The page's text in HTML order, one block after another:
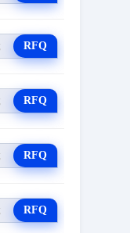
RFQ
RFQ
RFQ
RFQ